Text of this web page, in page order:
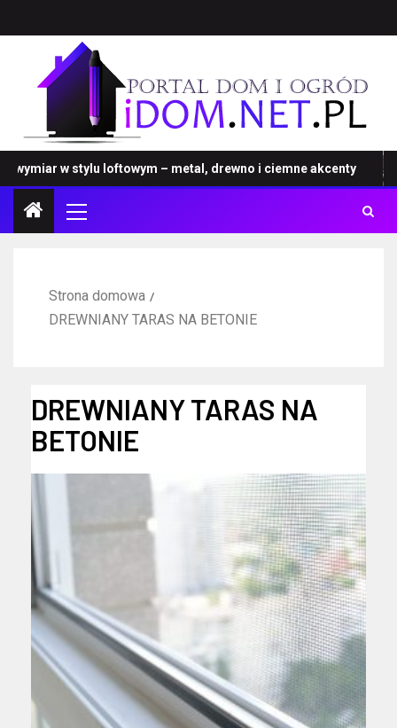
w stylu loftowym – metal, drewno i ciemne akcenty
Strona domowa
DREWNIANY TARAS NA BETONIE
DREWNIANY TARAS NA
BETONIE